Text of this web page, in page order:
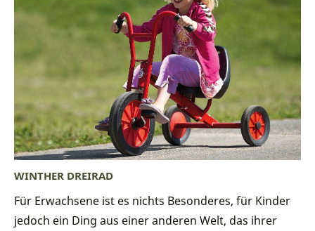
WINTHER DREIRAD
Für Erwachsene ist es nichts Besonderes, für Kinder
jedoch ein Ding aus einer anderen Welt, das ihrer